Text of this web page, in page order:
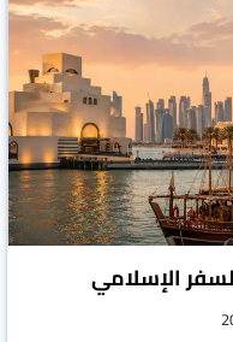
الإسلامي